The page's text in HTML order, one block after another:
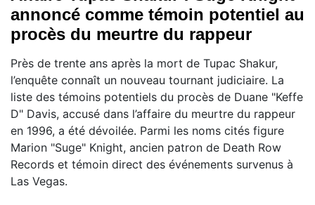
annoncé comme témoin potentiel au
procès du meurtre du rappeur
Près de trente ans après la mort de Tupac Shakur,
l’enquête connaît un nouveau tournant judiciaire. La
liste des témoins potentiels du procès de Duane "Keffe
D" Davis, accusé dans l’affaire du meurtre du rappeur
en 1996, a été dévoilée. Parmi les noms cités figure
Marion "Suge" Knight, ancien patron de Death Row
Records et témoin direct des événements survenus à
Las Vegas.